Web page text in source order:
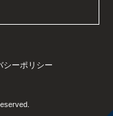
シーポリシー